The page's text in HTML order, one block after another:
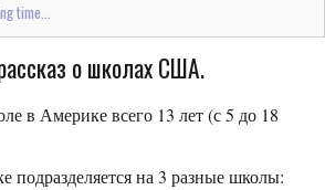
time...
о школах США.
в Америке всего 13 лет (с 5 до 18
подразделяется на 3 разные школы: